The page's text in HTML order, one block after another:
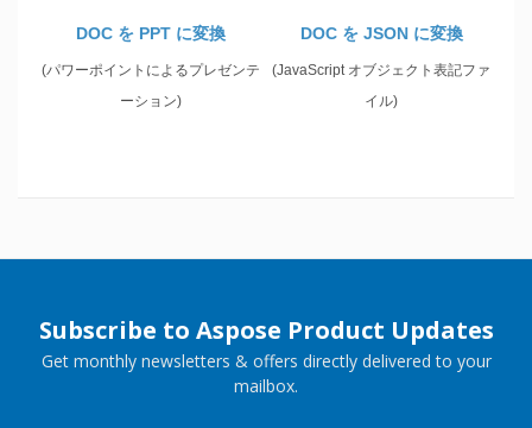
DOC を PPT に変換
(パワーポイントによるプレゼンテ
ーション)
DOC を JSON に変換
(JavaScript オブジェクト表記ファ
イル)
Subscribe to Aspose Product Updates
Get monthly newsletters & offers directly delivered to your
mailbox.